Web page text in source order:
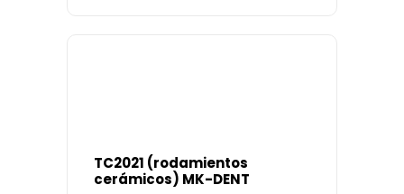
TC2021 (rodamientos
cerámicos) MK-DENT